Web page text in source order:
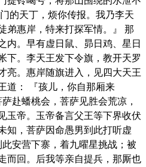
的天丁，烦你传报。我乃李天
弟惠岸，特来打探军情。』 那
内。早有虚日鼠、昴日鸡、星日
下。李天王发下令旗，教开天罗
亮。惠岸随旗进入，见四大天王
道： 『孩儿，你自那厢来
赴蟠桃会，菩萨见胜会荒凉，
玉帝。玉帝备言父王等下界收伏
知，菩萨因命愚男到此打听虚
安营下寨，着九曜星挑战；被
而回。后我等亲自提兵，那厮也